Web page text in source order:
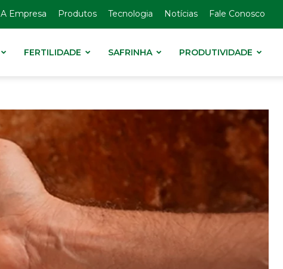
A Empresa Produtos Tecnologia Notícias Fale Conosco
FERTILIDADE SAFRINHA PRODUTIVIDADE